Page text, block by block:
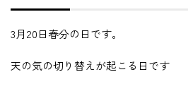
3月20日春分の日です。
天の気の切り替えが起こる日です